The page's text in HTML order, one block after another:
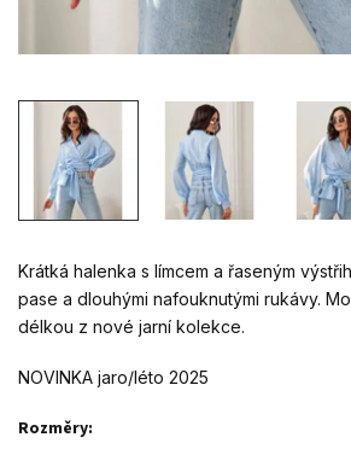
Krátká halenka s límcem a řaseným
pase a dlouhými nafouknutými rukávy.
délkou z nové jarní kolekce.
NOVINKA jaro/léto 2025
Rozměry: